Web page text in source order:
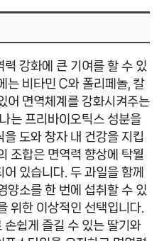
강화에 큰 기여를 할 수 있
는 비타민 C와 폴리페놀, 칼
어 면역체계를 강화시켜주는
는 프리바이오틱스 성분을
도와 창자 내 건강을 지킵
조합은 면역력 향상에 탁월
있습니다. 두 과일을 함께
양소를 한 번에 섭취할 수 있
위한 이상적인 선택입니다.
손쉽게 즐길 수 있는 딸기와